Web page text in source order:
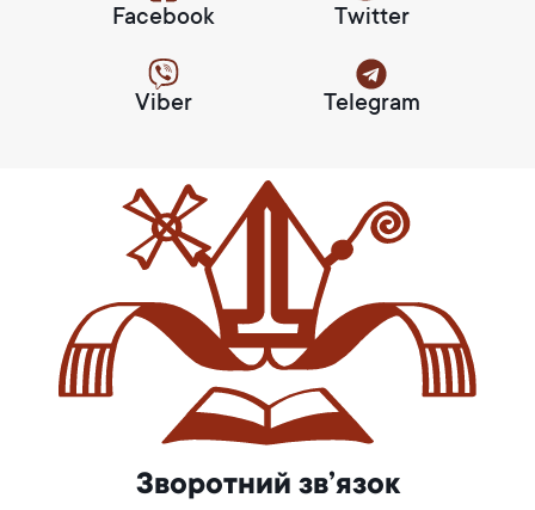
Facebook Twitter
Viber Telegram
Зворотний зв’язок